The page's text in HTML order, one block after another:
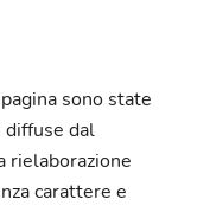
sono state
dal
rielaborazione
carattere e